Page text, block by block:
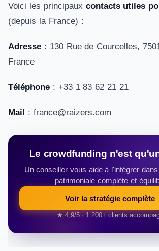
Voici les principaux contacts utiles
(depuis la France) :
Adresse : 130 Rue de Courcelles,
France
Téléphone : +33 1 83 62 21 21
Mail : france@raizers.com
Le crowdfunding n'est
Un conseiller vous aide à l'intégrer
patrimoniale complète et
Voir la stratégie complète
★ 4,9/5 · 1 200+ clients